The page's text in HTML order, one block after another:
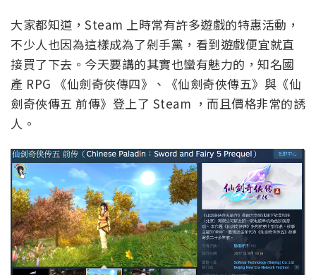
大家都知道，Steam 上時常有許多遊戲的特惠活動，
不少人也因為這樣成為了剁手黨，看到遊戲便宜就直
接買了下去。今天要講的其實也蠻有魅力的，知名國
產 RPG 《仙劍奇俠傳四》、《仙劍奇俠傳五》與《仙
劍奇俠傳五 前傳》登上了 Steam ，而且價格非常的誘
人。